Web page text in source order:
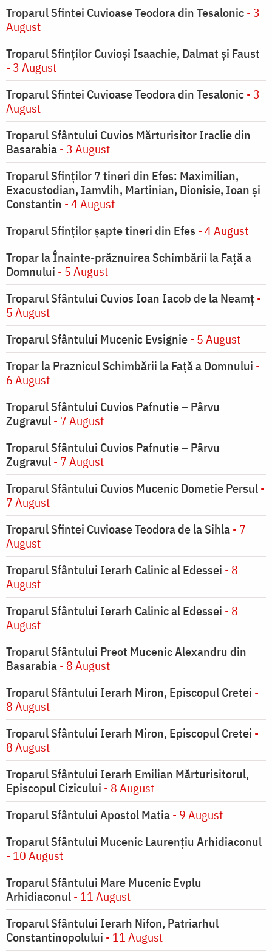
Troparul Sfintei Cuvioase Teodora din Tesalonic- 3
August
Troparul Sfinţilor Cuvioşi Isaachie, Dalmat şi Faust
- 3 August
Troparul Sfintei Cuvioase Teodora din Tesalonic- 3
August
Troparul Sfântului Cuvios Mărturisitor Iraclie din
Basarabia- 3 August
Troparul Sfinţilor 7 tineri din Efes: Maximilian,
Exacustodian, Iamvlih, Martinian, Dionisie, Ioan şi
Constantin - 4 August
Troparul Sfinţilor şapte tineri din Efes - 4 August
Tropar la Înainte-prăznuirea Schimbării la Faţă a
Domnului - 5 August
Troparul Sfântului Cuvios Ioan Iacob de la Neamț -
5 August
Troparul Sfântului Mucenic Evsignie- 5 August
Tropar la Praznicul Schimbării la Faţă a Domnului -
6 August
Troparul Sfântului Cuvios Pafnutie – Pârvu
Zugravul- 7 August
Troparul Sfântului Cuvios Pafnutie – Pârvu
Zugravul- 7 August
Troparul Sfântului Cuvios Mucenic Dometie Persul-
7 August
Troparul Sfintei Cuvioase Teodora de la Sihla- 7
August
Troparul Sfântului Ierarh Calinic al Edessei - 8
August
Troparul Sfântului Ierarh Calinic al Edessei - 8
August
Troparul Sfântului Preot Mucenic Alexandru din
Basarabia- 8 August
Troparul Sfântului Ierarh Miron, Episcopul Cretei -
8 August
Troparul Sfântului Ierarh Miron, Episcopul Cretei -
8 August
Troparul Sfântului Ierarh Emilian Mărturisitorul,
Episcopul Cizicului - 8 August
Troparul Sfântului Apostol Matia- 9 August
Troparul Sfântului Mucenic Laurențiu Arhidiaconul
- 10 August
Troparul Sfântului Mare Mucenic Evplu
Arhidiaconul- 11 August
Troparul Sfântului Ierarh Nifon, Patriarhul
Constantinopolului - 11 August